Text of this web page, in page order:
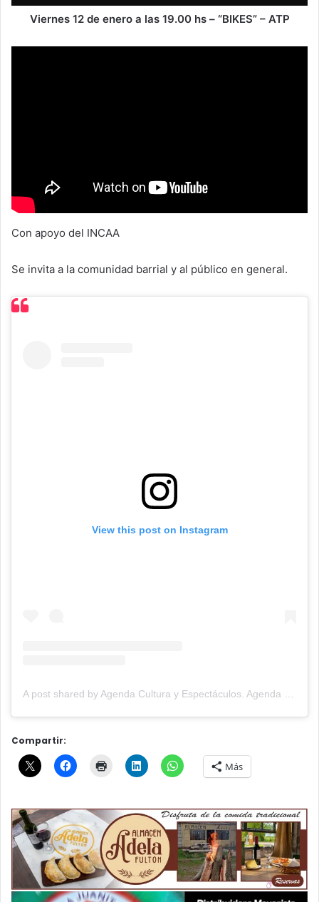
Viernes 12 de enero a las 19.00 hs – “BIKES” – ATP
Con apoyo del INCAA
Se invita a la comunidad barrial y al público en general.
View this post on Instagram
Compartir:
Más